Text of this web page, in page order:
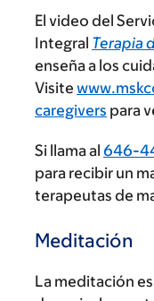
El video del
Integral Terapia
enseña a los
Visite
caregivers para
Si llama al 646-
para recibir un
terapeutas de
Meditación
La meditación